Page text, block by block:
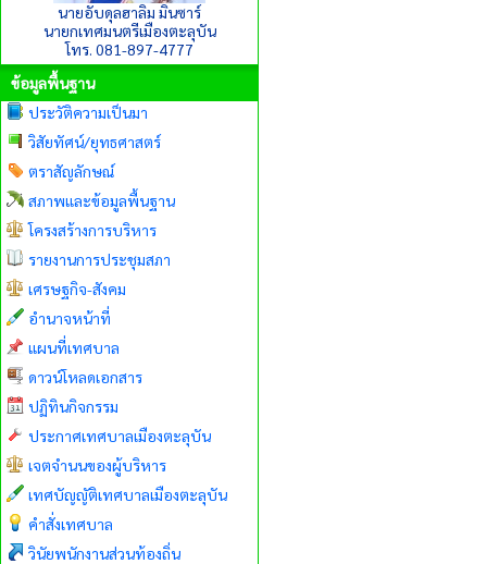
นายอับดุลฮาลิม มินซาร์
นายกเทศมนตรีเมืองตะลุบัน
โทร. 081-897-4777
ข้อมูลพื้นฐาน
ประวัติความเป็นมา
วิสัยทัศน์/ยุทธศาสตร์
ตราสัญลักษณ์
สภาพและข้อมูลพื้นฐาน
โครงสร้างการบริหาร
รายงานการประชุมสภา
เศรษฐกิจ-สังคม
อำนาจหน้าที่
แผนที่เทศบาล
ดาวน์โหลดเอกสาร
ปฏิทินกิจกรรม
ประกาศเทศบาลเมืองตะลุบัน
เจตจำนนของผู้บริหาร
เทศบัญญัติเทศบาลเมืองตะลุบัน
คำสั่งเทศบาล
วินัยพนักงานส่วนท้องถิ่น